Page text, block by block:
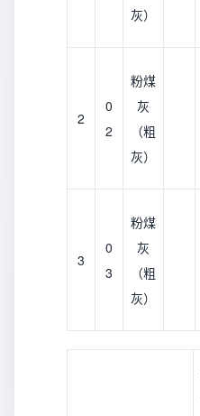
灰）
2
0
2
粉煤
灰
（粗
灰）
3
0
3
粉煤
灰
（粗
灰）